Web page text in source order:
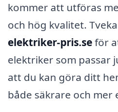
kommer att utföras
och hög kvalitet.
elektriker-pris.seför
elektriker som passar
att du kan göra ditt
både säkrare och mer